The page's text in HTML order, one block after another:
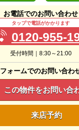
お電話でのお問い合わせ
タップで電話がかかります
0120-955-
受付時間｜8:30～21:00
フォームでのお問い合わ
この物件をお問い合
来店予約